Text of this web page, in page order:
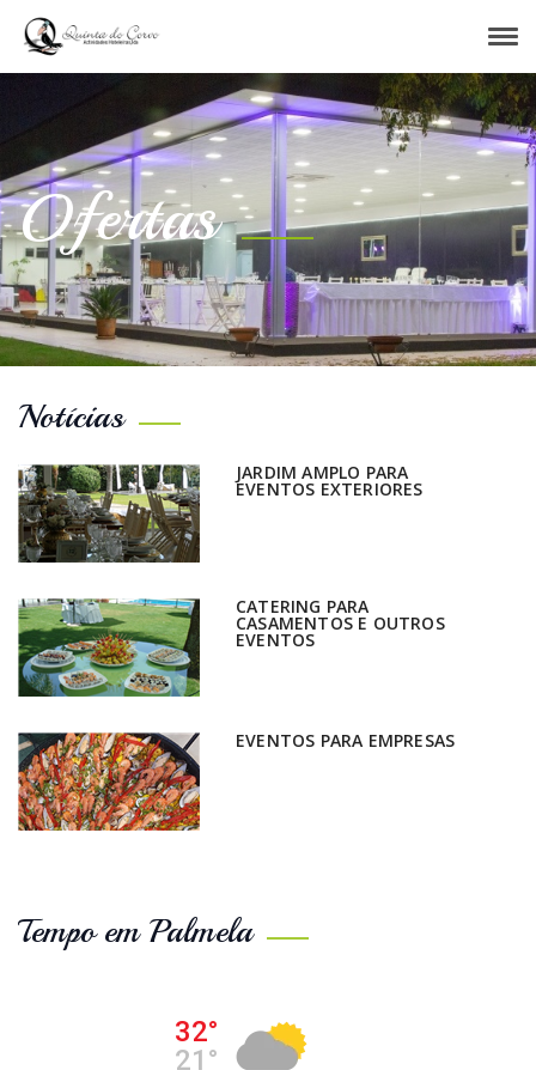
Ofertas
Notícias
JARDIM AMPLO PARA
EVENTOS EXTERIORES
CATERING PARA
CASAMENTOS E OUTROS
EVENTOS
EVENTOS PARA EMPRESAS
Tempo em Palmela